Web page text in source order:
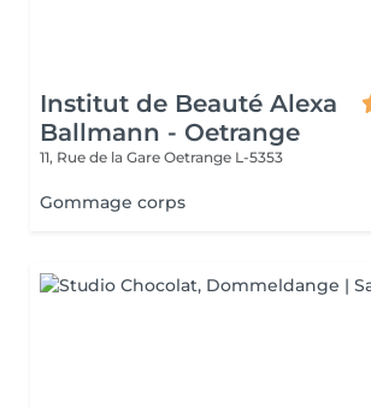
Institut de Beauté Alexa
Ballmann - Oetrange
11, Rue de la Gare Oetrange L-5353
Gommage corps